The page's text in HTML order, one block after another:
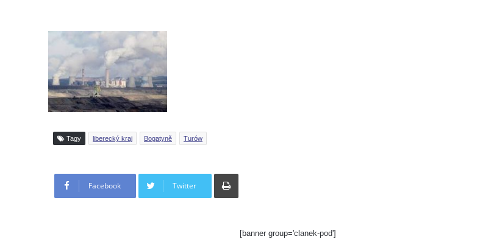
Tagy liberecký kraj Bogatyně Turów
Facebook Twitter
Tisknout
[banner group='clanek-pod']